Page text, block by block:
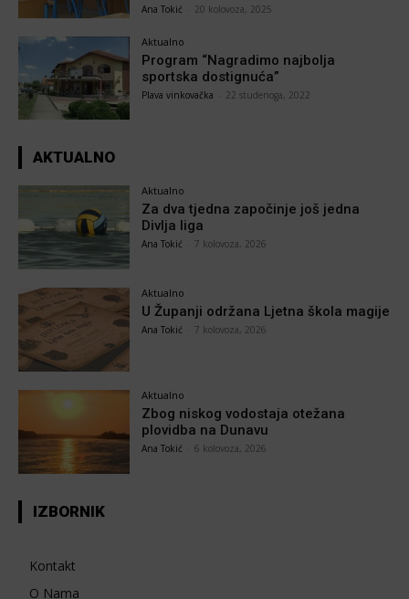
Ana Tokić 20 kolovoza, 2025
Aktualno
Program “Nagradimo najbolja
sportska dostignuća”
Plava vinkovačka 22 studenoga, 2022
AKTUALNO
Aktualno
Za dva tjedna započinje još jedna
Divlja liga
Ana Tokić 7 kolovoza, 2026
Aktualno
U Županji održana Ljetna škola magije
Ana Tokić 7 kolovoza, 2026
Aktualno
Zbog niskog vodostaja otežana
plovidba na Dunavu
Ana Tokić 6 kolovoza, 2026
IZBORNIK
Kontakt
O Nama